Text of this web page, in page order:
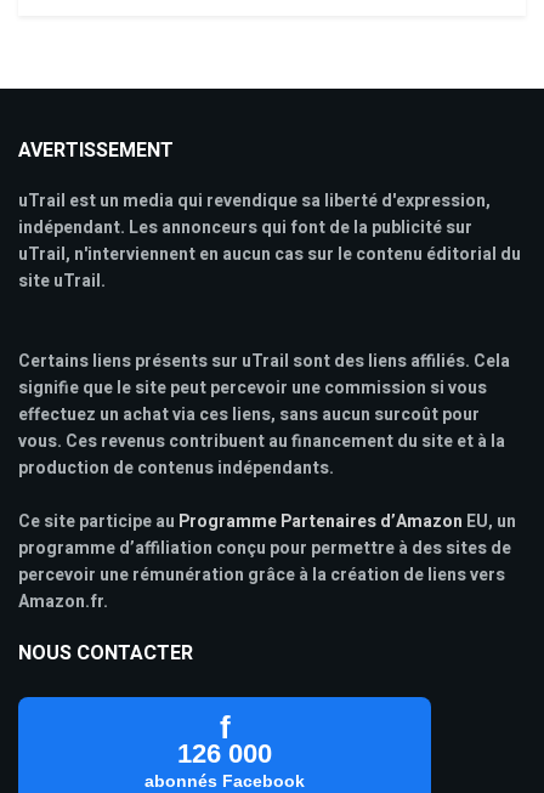
AVERTISSEMENT
uTrail est un media qui revendique sa liberté d'expression,
indépendant. Les annonceurs qui font de la publicité sur
uTrail, n'interviennent en aucun cas sur le contenu éditorial du
site uTrail.
Certains liens présents sur uTrail sont des liens affiliés. Cela
signifie que le site peut percevoir une commission si vous
effectuez un achat via ces liens, sans aucun surcoût pour
vous. Ces revenus contribuent au financement du site et à la
production de contenus indépendants.
Ce site participe au Programme Partenaires d’Amazon EU, un
programme d’affiliation conçu pour permettre à des sites de
percevoir une rémunération grâce à la création de liens vers
Amazon.fr.
NOUS CONTACTER
f
126 000
abonnés Facebook